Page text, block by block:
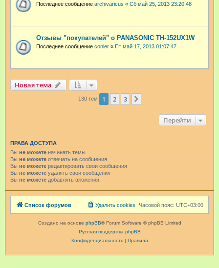
Последнее сообщение archivaricus « Сб май 25, 2013 23:20:48
Отзывы "покупателей" о PANASONIC TH-152UX1W
Последнее сообщение conler « Пт май 17, 2013 01:07:47
Новая тема
130 тем 1 2 3
Перейти
ПРАВА ДОСТУПА
Вы не можете начинать темы
Вы не можете отвечать на сообщения
Вы не можете редактировать свои сообщения
Вы не можете удалять свои сообщения
Вы не можете добавлять вложения
Список форумов Часовой пояс: UTC+03:00
Удалить cookies
Создано на основе phpBB® Forum Software © phpBB Limited
Русская поддержка phpBB
Конфиденциальность| Правила